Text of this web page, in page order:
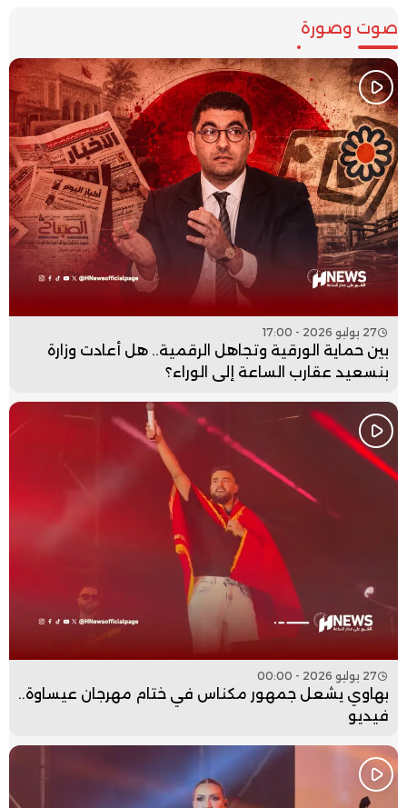
صوت وصورة
27 يوليو 2026 - 17:00
بين حماية الورقية وتجاهل الرقمية.. هل أعادت وزارة
بنسعيد عقارب الساعة إلى الوراء؟
27 يوليو 2026 - 00:00
بهاوي يشعل جمهور مكناس في ختام مهرجان عيساوة..
فيديو